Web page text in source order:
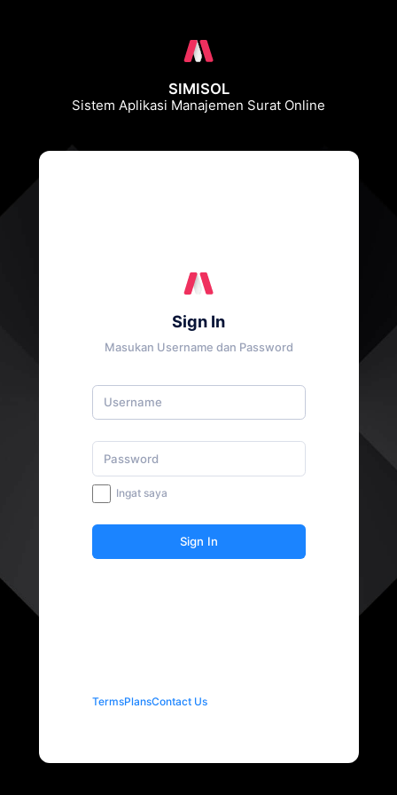
SIMISOL
Sistem Aplikasi Manajemen Surat Online
Sign In
Masukan Username dan Password
Ingat saya
Sign In
TermsPlansContact Us